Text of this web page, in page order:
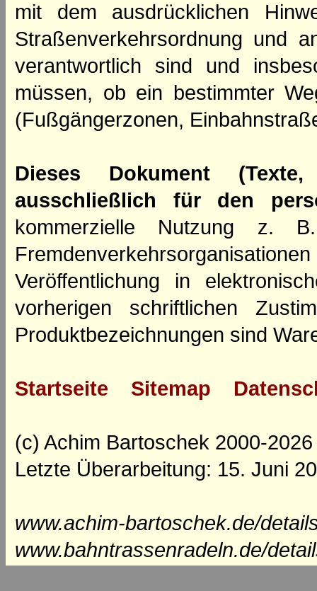
mit dem ausdrücklichen
Straßenverkehrsordnung und
verantwortlich sind und
müssen, ob ein bestimmter
(Fußgängerzonen,
Dieses Dokument
ausschließlich für den
kommerzielle Nutzung z.
Veröffentlichung in
vorherigen schriftlichen
Produktbezeichnungen sind
Startseite Sitemap
(c) Achim Bartoschek 2000-2026
Letzte Überarbeitung: 15. Juni
www.achim-bartoschek.de/
www.bahntrassenradeln.de/